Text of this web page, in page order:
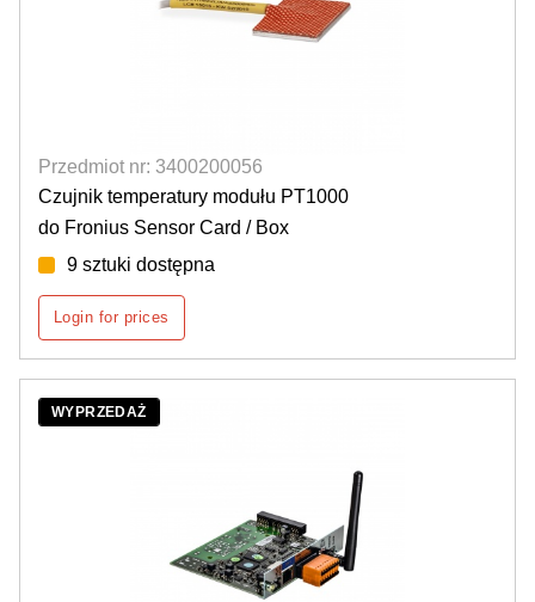
Przedmiot nr: 3400200056
Czujnik temperatury modułu PT1000
do Fronius Sensor Card / Box
9 sztuki dostępna
Login for prices
WYPRZEDAŻ